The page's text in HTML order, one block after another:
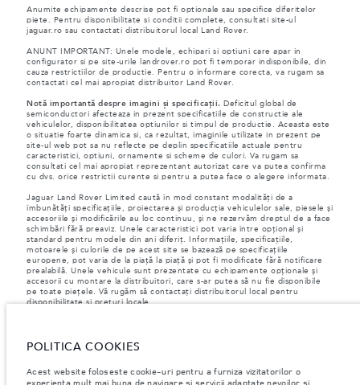
Anumite echipamente descrise pot fi optionale sau specifice diferitelor
piete. Pentru disponibilitate si conditii complete, consultati site-ul
jaguar.ro sau contactati distribuitorul local Land Rover.
ANUNT IMPORTANT: Unele modele, echipari si optiuni care apar in
configurator si pe site-urile landrover.ro pot fi temporar indisponibile, din
cauza restrictiilor de productie. Pentru o informare corecta, va rugam sa
contactati cel mai apropiat distribuitor Land Rover.
Notă importantă despre imagini și specificații. Deficitul global de
semiconductori afecteaza in prezent specificatiile de constructie ale
vehiculelor, disponibilitatea optiunilor si timpul de productie. Aceasta este
o situatie foarte dinamica si, ca rezultat, imaginile utilizate in prezent pe
site-ul web pot sa nu reflecte pe deplin specificatiile actuale pentru
caracteristici, optiuni, ornamente si scheme de culori. Va rugam sa
consultati cel mai apropiat reprezentant autorizat care va putea confirma
cu dvs. orice restrictii curente si pentru a putea face o alegere informata.
Jaguar Land Rover Limited caută în mod constant modalități de a
îmbunătăți specificațiile, proiectarea și producția vehiculelor sale, piesele și
accesoriile și modificările au loc continuu, și ne rezervăm dreptul de a face
schimbări fără preaviz. Unele caracteristici pot varia între opțional și
standard pentru modele din ani diferiț. Informațiile, specificațiile,
motoarele și culorile de pe acest site se bazează pe specificațiile
europene, pot varia de la piață la piață și pot fi modificate fără notificare
prealabilă. Unele vehicule sunt prezentate cu echipamente opționale și
accesorii cu montare la distribuitori, care s-ar putea să nu fie disponibile
pe toate piețele. Vă rugăm să contactați distribuitorul local pentru
disponibilitate și prețuri locale.
vehiculele înmatriculate la sau după 1 ianuarie 2021. VIN-ul vehiculului,
392/2021. Datele transmise au legatură cu combustibilul consumat, iar
POLITICA COOKIES
Acest website foloseste cookie-uri pentru a furniza vizitatorilor o
experienta mult mai buna de navigare si servicii adaptate nevoilor si